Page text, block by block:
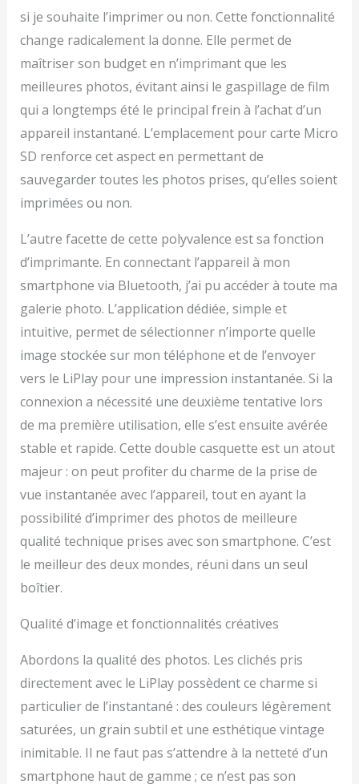
si je souhaite l’imprimer ou non. Cette fonctionnalité
change radicalement la donne. Elle permet de
maîtriser son budget en n’imprimant que les
meilleures photos, évitant ainsi le gaspillage de film
qui a longtemps été le principal frein à l’achat d’un
appareil instantané. L’emplacement pour carte Micro
SD renforce cet aspect en permettant de
sauvegarder toutes les photos prises, qu’elles soient
imprimées ou non.
L’autre facette de cette polyvalence est sa fonction
d’imprimante. En connectant l’appareil à mon
smartphone via Bluetooth, j’ai pu accéder à toute ma
galerie photo. L’application dédiée, simple et
intuitive, permet de sélectionner n’importe quelle
image stockée sur mon téléphone et de l’envoyer
vers le LiPlay pour une impression instantanée. Si la
connexion a nécessité une deuxième tentative lors
de ma première utilisation, elle s’est ensuite avérée
stable et rapide. Cette double casquette est un atout
majeur : on peut profiter du charme de la prise de
vue instantanée avec l’appareil, tout en ayant la
possibilité d’imprimer des photos de meilleure
qualité technique prises avec son smartphone. C’est
le meilleur des deux mondes, réuni dans un seul
boîtier.
Qualité d’image et fonctionnalités créatives
Abordons la qualité des photos. Les clichés pris
directement avec le LiPlay possèdent ce charme si
particulier de l’instantané : des couleurs légèrement
saturées, un grain subtil et une esthétique vintage
inimitable. Il ne faut pas s’attendre à la netteté d’un
smartphone haut de gamme ; ce n’est pas son